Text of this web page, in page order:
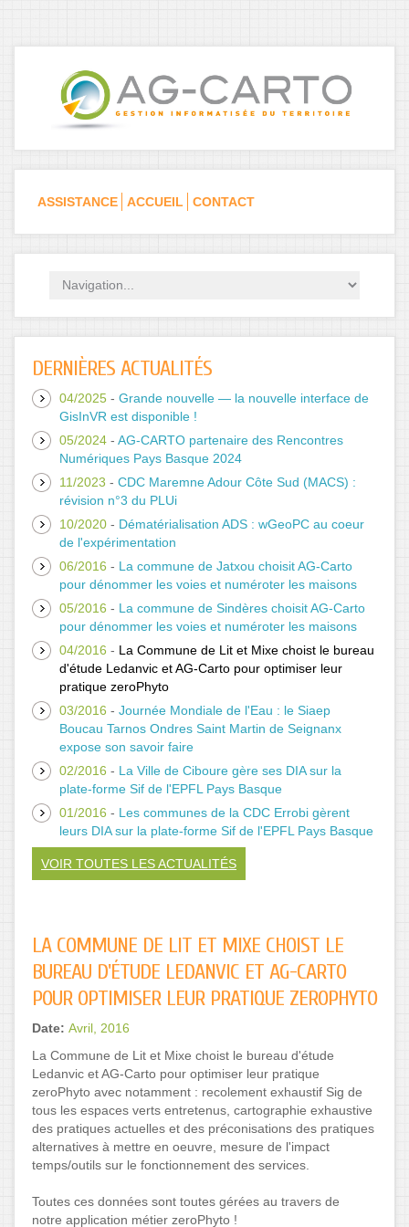
ASSISTANCE ACCUEIL CONTACT
DERNIÈRES ACTUALITÉS
04/2025 - Grande nouvelle — la nouvelle interface de
GisInVR est disponible !
05/2024 - AG-CARTO partenaire des Rencontres
Numériques Pays Basque 2024
11/2023 - CDC Maremne Adour Côte Sud (MACS) :
révision n°3 du PLUi
10/2020 - Dématérialisation ADS : wGeoPC au coeur
de l'expérimentation
06/2016 - La commune de Jatxou choisit AG-Carto
pour dénommer les voies et numéroter les maisons
05/2016 - La commune de Sindères choisit AG-Carto
pour dénommer les voies et numéroter les maisons
04/2016 - La Commune de Lit et Mixe choist le bureau
d'étude Ledanvic et AG-Carto pour optimiser leur
pratique zeroPhyto
03/2016 - Journée Mondiale de l'Eau : le Siaep
Boucau Tarnos Ondres Saint Martin de Seignanx
expose son savoir faire
02/2016 - La Ville de Ciboure gère ses DIA sur la
plate-forme Sif de l'EPFL Pays Basque
01/2016 - Les communes de la CDC Errobi gèrent
leurs DIA sur la plate-forme Sif de l'EPFL Pays Basque
VOIR TOUTES LES ACTUALITÉS
LA COMMUNE DE LIT ET MIXE CHOIST LE
BUREAU D'ÉTUDE LEDANVIC ET AG-CARTO
POUR OPTIMISER LEUR PRATIQUE ZEROPHYTO
Date: Avril, 2016
La Commune de Lit et Mixe choist le bureau d'étude
Ledanvic et AG-Carto pour optimiser leur pratique
zeroPhyto avec notamment : recolement exhaustif Sig de
tous les espaces verts entretenus, cartographie exhaustive
des pratiques actuelles et des préconisations des pratiques
alternatives à mettre en oeuvre, mesure de l'impact
temps/outils sur le fonctionnement des services.
Toutes ces données sont toutes gérées au travers de
notre application métier zeroPhyto !